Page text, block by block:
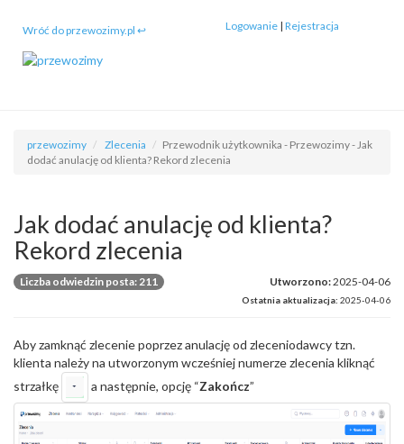
Wróć do przewozimy.pl ↩ Logowanie |Rejestracja
przewozimy Zlecenia
Przewodnik użytkownika - Przewozimy - Jak
dodać anulację od klienta? Rekord zlecenia
Jak dodać anulację od klienta?
Rekord zlecenia
Utworzono:2025-04-06
Ostatnia aktualizacja: 2025-04-06
Liczba odwiedzin posta: 211
Aby zamknąć zlecenie poprzez anulację od zleceniodawcy tzn.
klienta należy na utworzonym wcześniej numerze zlecenia kliknąć
strzałkę
a następnie, opcję “Zakończ”